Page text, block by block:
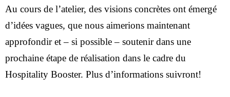
Au cours de l’atelier, des visions concrètes ont émergé
d’idées vagues, que nous aimerions maintenant
approfondir et – si possible – soutenir dans une
prochaine étape de réalisation dans le cadre du
Hospitality Booster. Plus d’informations suivront!